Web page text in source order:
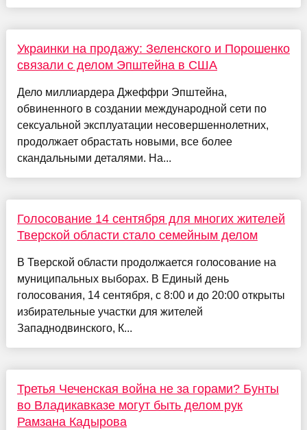
Украинки на продажу: Зеленского и Порошенко
связали с делом Эпштейна в США
Дело миллиардера Джеффри Эпштейна,
обвиненного в создании международной сети по
сексуальной эксплуатации несовершеннолетних,
продолжает обрастать новыми, все более
скандальными деталями. На...
Голосование 14 сентября для многих жителей
Тверской области стало семейным делом
В Тверской области продолжается голосование на
муниципальных выборах. В Единый день
голосования, 14 сентября, с 8:00 и до 20:00 открыты
избирательные участки для жителей
Западнодвинского, К...
Третья Чеченская война не за горами? Бунты
во Владикавказе могут быть делом рук
Рамзана Кадырова